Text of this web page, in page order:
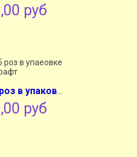
руб
руб